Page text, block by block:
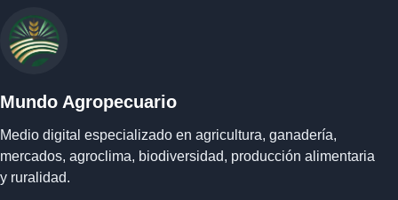
Mundo Agropecuario
Medio digital especializado en agricultura, ganadería,
mercados, agroclima, biodiversidad, producción alimentaria
y ruralidad.